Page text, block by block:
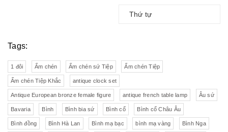
Thứ tự
Tags:
1 đôi Ấm chén Ấm chén sứ Tiệp Ấm chén Tiệp
Ấm chén Tiệp Khắc antique clock set
Antique European bronze female figure antique french table lamp Âu sứ
Bavaria Bình Bình bia sứ Bình cổ Bình cổ Châu Âu
Bình đồng Bình Hà Lan Bình mạ bạc bình mạ vàng Bình Nga